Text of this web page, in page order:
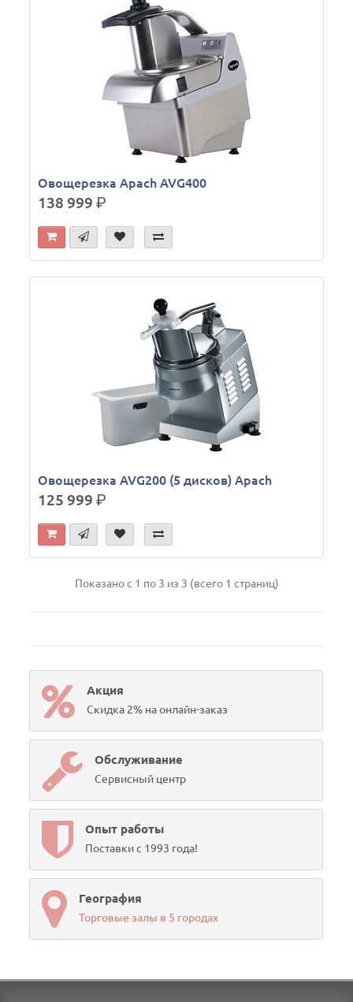
Овощерезка Apach AVG400
138 999р.
Овощерезка AVG200 (5 дисков) Apach
125 999р.
Показано с 1 по 3 из 3 (всего 1 страниц)
Акция
Скидка 2% на онлайн-заказ
Обслуживание
Сервисный центр
Опыт работы
Поставки с 1993 года!
География
Торговые залы в 5 городах